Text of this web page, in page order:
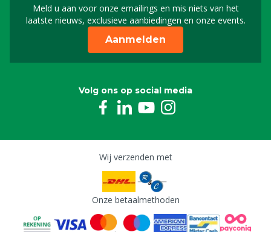
Meld u aan voor onze emailings en mis niets van het
laatste nieuws, exclusieve aanbiedingen en onze events.
Meld u aan voor onze
Aanmelden
Volg ons op social media
Wij verzenden met
Onze betaalmethoden